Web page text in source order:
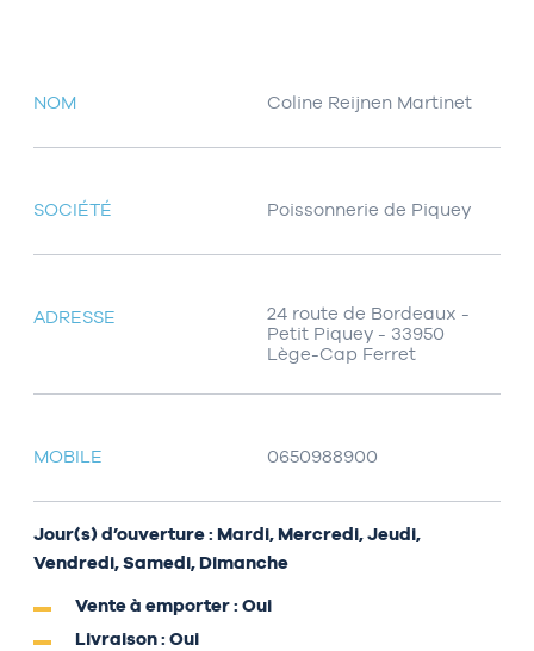
NOM Coline Reijnen Martinet
SOCIÉTÉ Poissonnerie de Piquey
ADRESSE
24 route de Bordeaux -
Petit Piquey - 33950
Lège-Cap Ferret
MOBILE 0650988900
Jour(s) d’ouverture : Mardi, Mercredi, Jeudi,
Vendredi, Samedi, Dimanche
Vente à emporter : Oui
Livraison : Oui